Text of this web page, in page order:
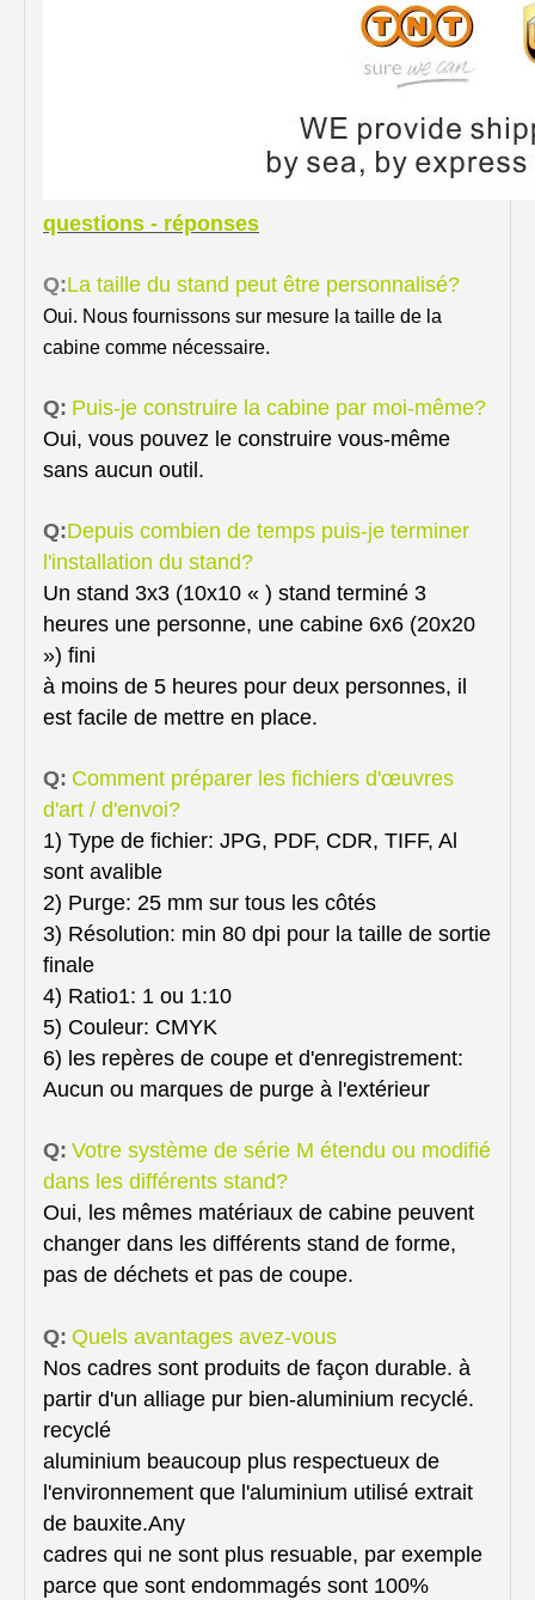
questions - réponses
Q:La taille du stand peut être personnalisé?
Oui. Nous fournissons sur mesure la taille de la
cabine comme nécessaire.
Q: Puis-je construire la cabine par moi-même?
Oui, vous pouvez le construire vous-même
sans aucun outil.
Q:Depuis combien de temps puis-je terminer
l'installation du stand?
Un stand 3x3 (10x10 « ) stand terminé 3
heures une personne, une cabine 6x6 (20x20
») fini
à moins de 5 heures pour deux personnes, il
est facile de mettre en place.
Q: Comment préparer les fichiers d'œuvres
d'art / d'envoi?
1) Type de fichier: JPG, PDF, CDR, TIFF, Al
sont avalible
2) Purge: 25 mm sur tous les côtés
3) Résolution: min 80 dpi pour la taille de sortie
finale
4) Ratio1: 1 ou 1:10
5) Couleur: CMYK
6) les repères de coupe et d'enregistrement:
Aucun ou marques de purge à l'extérieur
Q: Votre système de série M étendu ou modifié
dans les différents stand?
Oui, les mêmes matériaux de cabine peuvent
changer dans les différents stand de forme,
pas de déchets et pas de coupe.
Q: Quels avantages avez-vous
Nos cadres sont produits de façon durable. à
partir d'un alliage pur bien-aluminium recyclé.
recyclé
aluminium beaucoup plus respectueux de
l'environnement que l'aluminium utilisé extrait
de bauxite.Any
cadres qui ne sont plus resuable, par exemple
parce que sont endommagés sont 100%